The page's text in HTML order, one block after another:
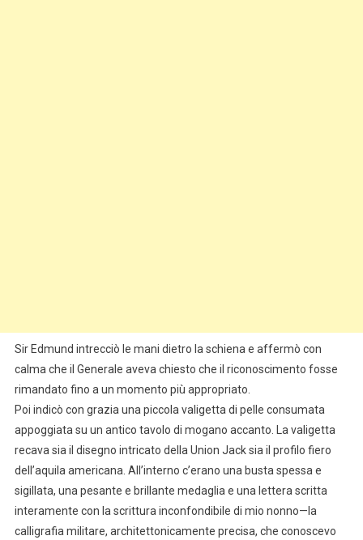
Sir Edmund intrecciò le mani dietro la schiena e affermò con
calma che il Generale aveva chiesto che il riconoscimento fosse
rimandato fino a un momento più appropriato.
Poi indicò con grazia una piccola valigetta di pelle consumata
appoggiata su un antico tavolo di mogano accanto. La valigetta
recava sia il disegno intricato della Union Jack sia il profilo fiero
dell’aquila americana. All’interno c’erano una busta spessa e
sigillata, una pesante e brillante medaglia e una lettera scritta
interamente con la scrittura inconfondibile di mio nonno—la
calligrafia militare, architettonicamente precisa, che conoscevo